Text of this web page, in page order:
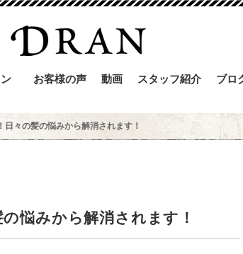
お客様の声 動画 スタッフ紹介 ブロ
日々の髪の悩みから解消されます！
悩みから解消されます！